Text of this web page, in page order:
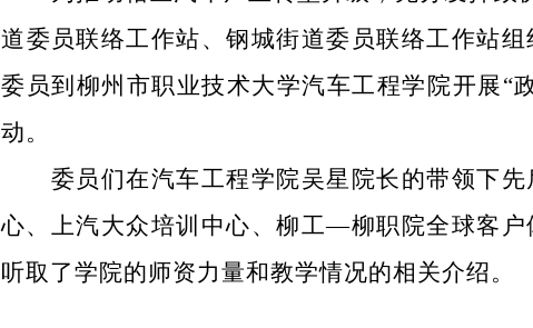
道委员联络工作站、钢城街道委员联络工作站组
委员到 柳州市职业技术大学汽车工程学院开展“
动。
委员们在汽车工程学院吴星院长的带领下
心、上汽大众培训中心、柳工—柳职院全球客户
听取了学院的师资力量和教学情况的相关介绍。